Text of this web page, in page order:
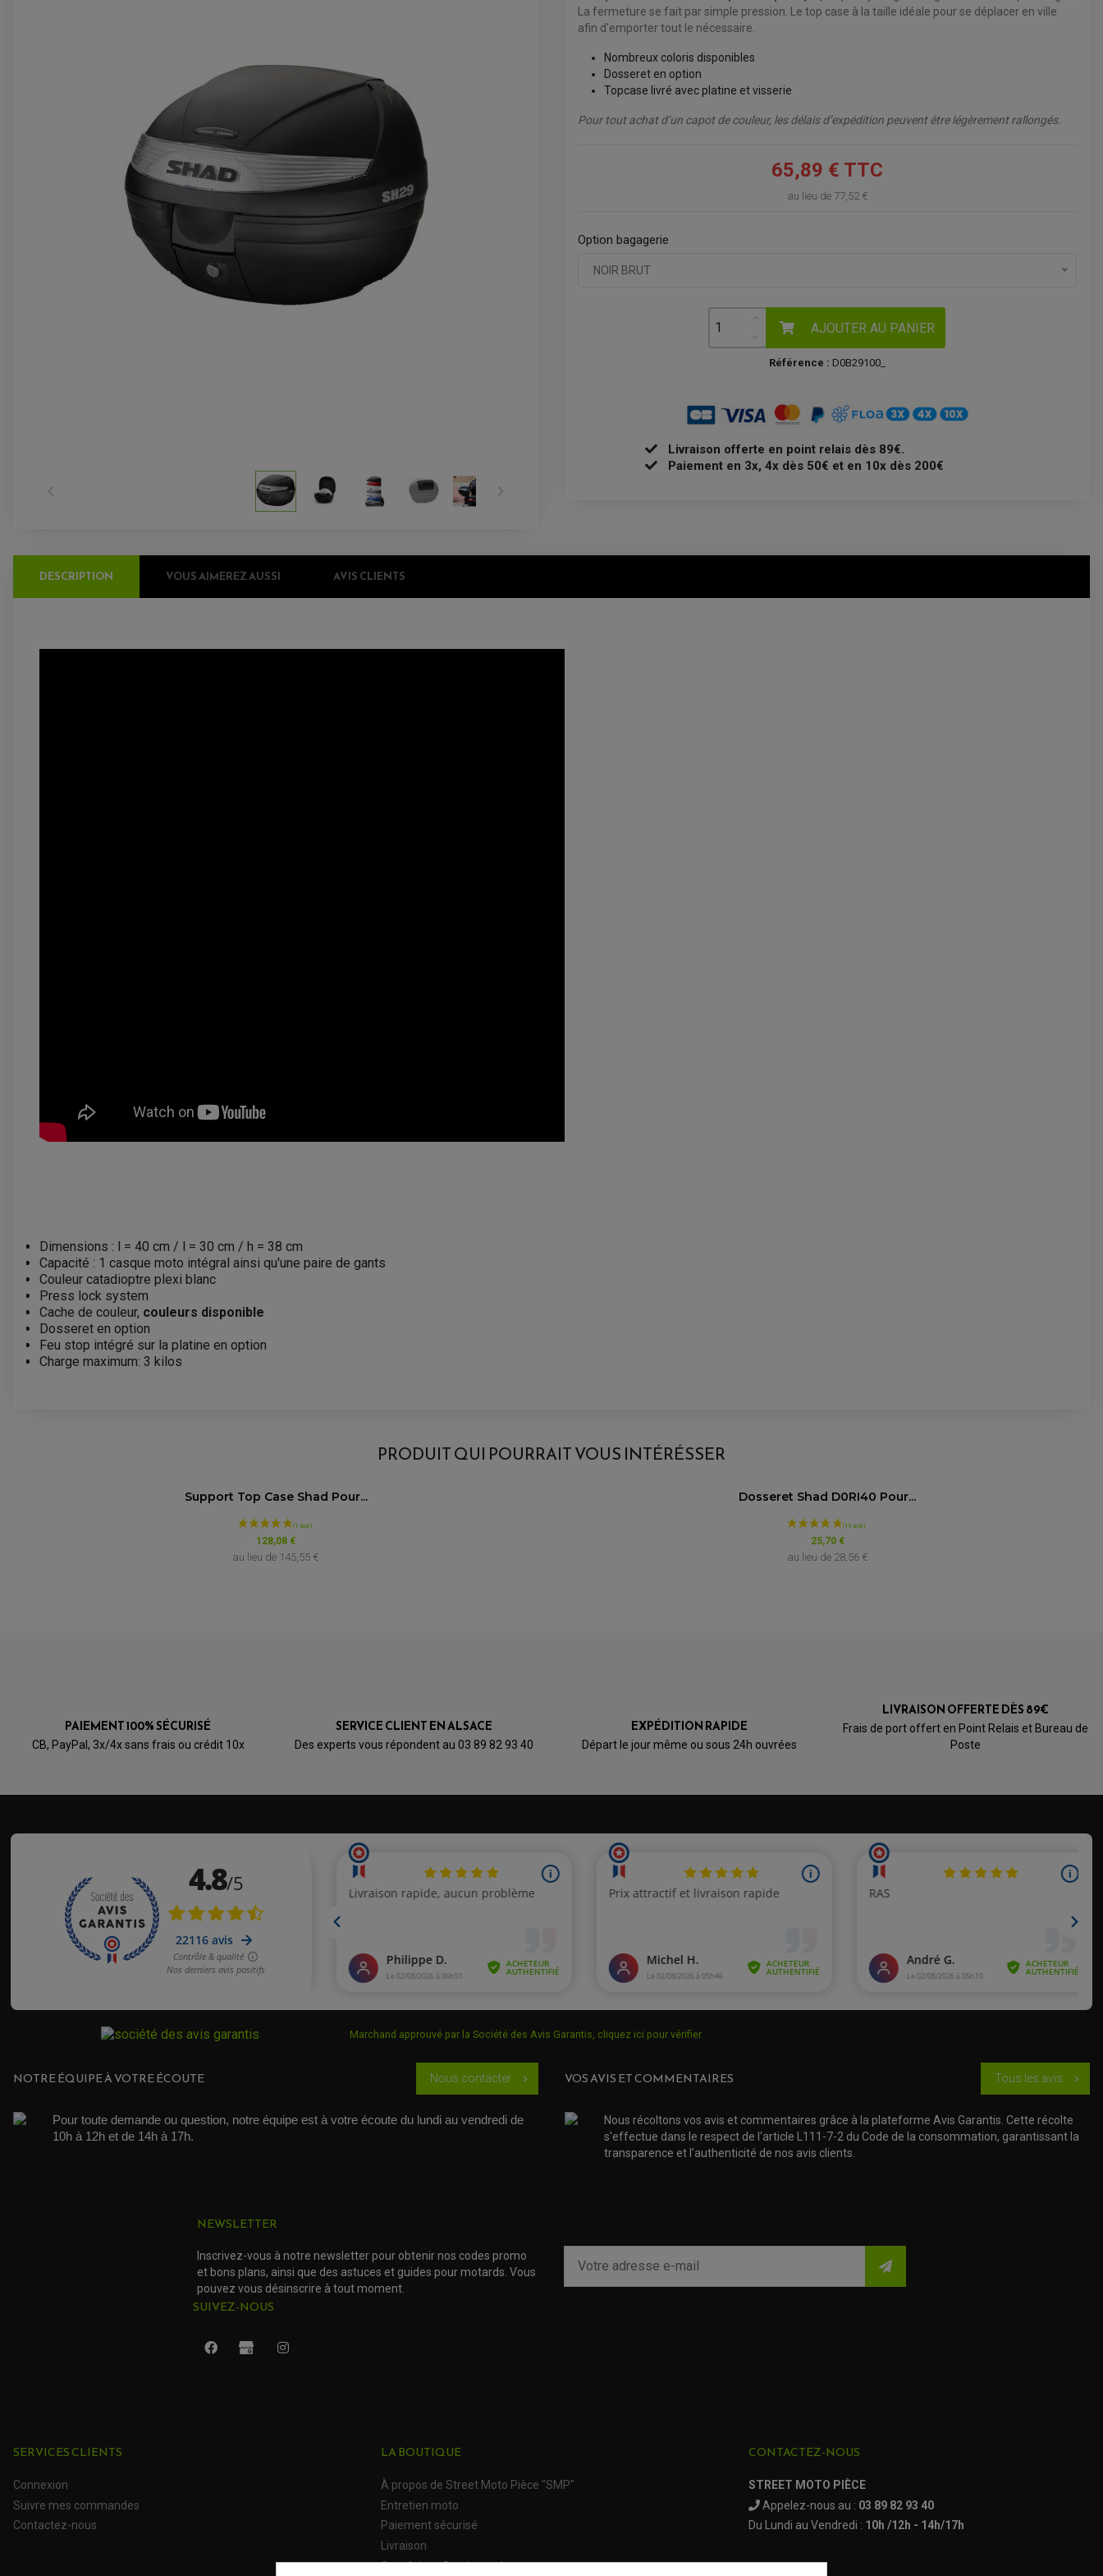
 
La fermeture se fait par simple pression. Le top case à la taille idéale pour se déplacer en ville
afin d'emporter tout le nécessaire.
Nombreux coloris disponibles
Dosseret en option
Topcase livré avec platine et visserie
Pour tout achat d’un capot de couleur, les délais d’expédition peuvent être légèrement rallongés.
65,89 € TTC
au lieu de 77,52 €
Option bagagerie
NOIR BRUT
AJOUTER AU PANIER
Référence : D0B29100_
Livraison offerte en point relais dès 89€.
Paiement en 3x, 4x dès 50€ et en 10x dès 200€
DESCRIPTION VOUS AIMEREZ AUSSI AVIS CLIENTS
Dimensions : l = 40 cm / l = 30 cm / h = 38 cm
Capacité : 1 casque moto intégral ainsi qu'une paire de gants
Couleur catadioptre plexi blanc
Press lock system
Cache de couleur, couleurs disponible
Dosseret en option
Feu stop intégré sur la platine en option
Charge maximum: 3 kilos
25,70 €
4.8
Acheteur Vérifié
Publié le 17/09/2018 à 11:16(Date de commande : 05/09/2018)
PRODUIT QUI POURRAIT VOUS INTÉRÉSSER
Support Top Case Shad Pour...
128,08 €
au lieu de 145,55 €
Dosseret Shad D0RI40 Pour...
25,70 €
au lieu de 28,56 €
PAIEMENT 100% SÉCURISÉ
CB, PayPal, 3x/4x sans frais ou crédit 10x
SERVICE CLIENT EN ALSACE
Des experts vous répondent au 03 89 82 93 40
EXPÉDITION RAPIDE
Départ le jour même ou sous 24h ouvrées
LIVRAISON OFFERTE DÈS 89€
Frais de port offert en Point Relais et Bureau de
Poste
Marchand approuvé par la Société des Avis Garantis, cliquez ici pour vérifier.
NOTRE ÉQUIPE À VOTRE ÉCOUTE Nous contacter chevron_right
Pour toute demande ou question, notre équipe est à votre écoute du lundi au vendredi de
10h à 12h et de 14h à 17h.
VOS AVIS ET COMMENTAIRES Tous les avis chevron_right
Nous récoltons vos avis et commentaires grâce à la plateforme Avis Garantis. Cette récolte
s'effectue dans le respect de l'article L111-7-2 du Code de la consommation, garantissant la
transparence et l'authenticité de nos avis clients.
NEWSLETTER
Inscrivez-vous à notre newsletter pour obtenir nos codes promo
et bons plans, ainsi que des astuces et guides pour motards. Vous
pouvez vous désinscrire à tout moment.
SUIVEZ-NOUS
SERVICES CLIENTS
Connexion
Suivre mes commandes
Contactez-nous
LA BOUTIQUE
À propos de Street Moto Pièce "SMP"
Entretien moto
Paiement sécurisé
Livraison
Satisfait ou Remboursé
CONTACTEZ-NOUS
STREET MOTO PIÈCE
Appelez-nous au : 03 89 82 93 40
Du Lundi au Vendredi : 10h /12h - 14h/17h